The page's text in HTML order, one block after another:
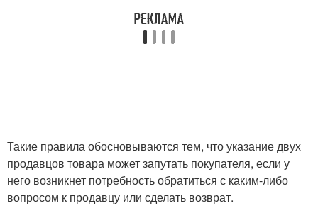
Такие правила обосновываются тем, что указание двух
продавцов товара может запутать покупателя, если у
него возникнет потребность обратиться с каким-либо
вопросом к продавцу или сделать возврат.